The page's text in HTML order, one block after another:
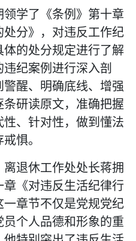
学了《条例》第十章
处分》，对违反工作纪
的处分规定进行了解
纪案例进行深入剖
醒、明确底线、增强
研读原文，准确把握
、针对性，做到懂法
惧。
退休工作处处长蒋拥
《对违反生活纪律行
章节不仅是党规党纪
个人品德和形象的重